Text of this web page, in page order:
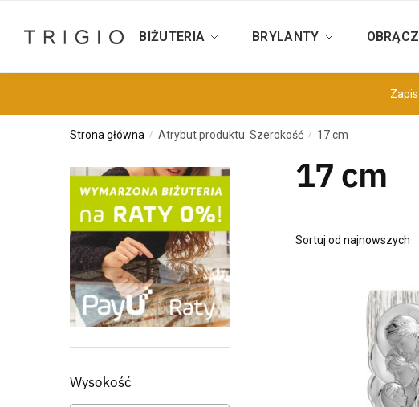
BIŻUTERIA BRYLANTY
Strona główna / Atrybut produktu: Szerokość / 17 cm
17 cm
Wysokość